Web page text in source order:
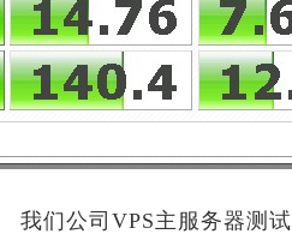
我们公司VPS主服务器测试